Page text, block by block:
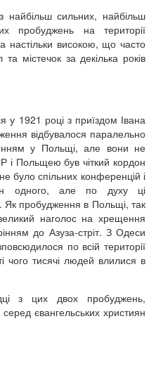
сильних, найбільш
пробуджень на території
настільки високою, що часто
містечок за декілька років
у 1921 році з приїздом Івана
відбувалося паралельно
у Польщі, але вони не
і Польщею був чіткий кордон
було спільних конференцій і
одного, але по духу ці
Як пробудження в Польщі, так
наголос на хрещення
до Азуза-стріт. З Одеси
по всій території
чого тисячі людей влилися в
з цих двох пробуджень,
євангельських християн